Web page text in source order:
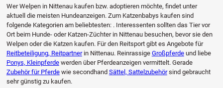
Wer Welpen in Nittenau kaufen bzw. adoptieren möchte, findet unter
aktuell die meisten Hundeanzeigen. Zum Katzenbabys kaufen sind
folgende Kategorien am beliebtesten: . Interessenten sollten das Tier vor
Ort beim Hunde- oder Katzen-Züchter in Nittenau besuchen, bevor sie den
Welpen oder die Katzen kaufen. Für den Reitsport gibt es Angebote für
Reitbeteiligung, Reitpartnerin Nittenau. Reinrassige Großpferdeund liebe
Ponys, Kleinpferdewerden über Pferdeanzeigen vermittelt. Gerade
Zubehör für Pferdewie secondhand Sättel, Sattelzubehörsind gebraucht
sehr günstig zu kaufen.